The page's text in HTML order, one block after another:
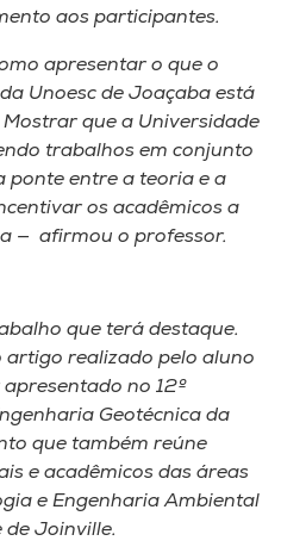
aos participantes.
apresentar o que o
Unoesc de Joaçaba está
que a Universidade
trabalhos em conjunto
ponte entre a teoria e a
os acadêmicos a
— afirmou o professor.
que terá destaque.
artigo realizado pelo aluno
no 12º
Geotécnica da
que também reúne
e acadêmicos das áreas
e Engenharia Ambiental
de Joinville.